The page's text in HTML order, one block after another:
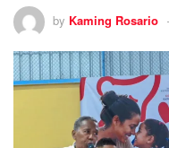
by Kaming Rosario